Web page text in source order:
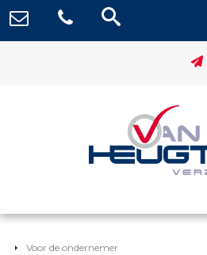
Voor de ondernemer